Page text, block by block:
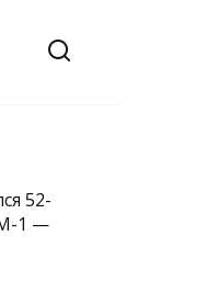
52-
1 —